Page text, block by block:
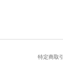
特定商取